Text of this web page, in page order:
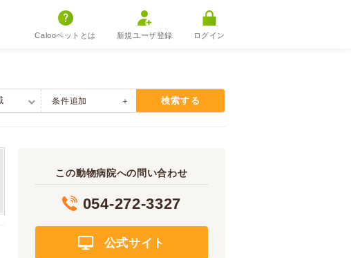
Calooペットとは 新規ユーザ登録 ログイン
条件追加 検索する
この動物病院への問い合わせ
054-272-3327
公式サイト